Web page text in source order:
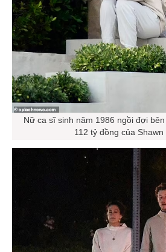
Nữ ca sĩ sinh năm 1986 ngồi đợi
112 tỷ đồng của Shawn